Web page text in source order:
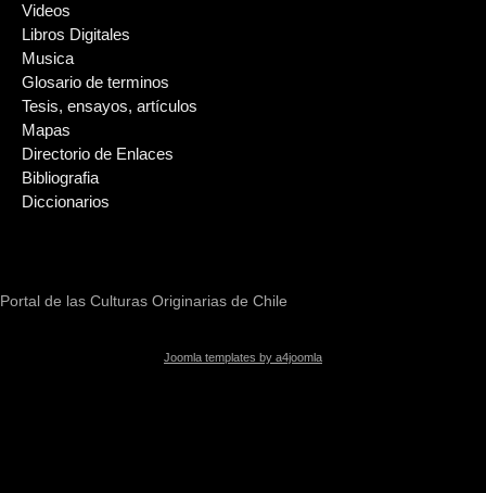
Videos
Libros Digitales
Musica
Glosario de terminos
Tesis, ensayos, artículos
Mapas
Directorio de Enlaces
Bibliografia
Diccionarios
Portal de las Culturas Originarias de Chile
Joomla templates by a4joomla